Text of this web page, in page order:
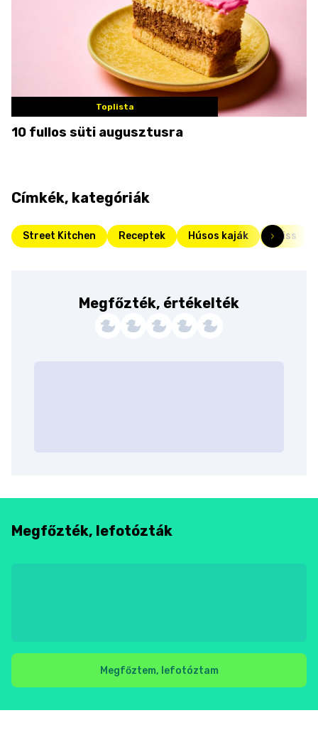
Toplista
10 fullos süti augusztusra
Címkék, kategóriák
Street Kitchen Receptek Húsos kaják Friss
Megfőzték, értékelték
Megfőzték, lefotózták
Megfőztem, lefotóztam